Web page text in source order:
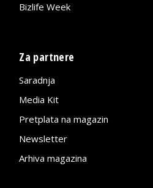
Bizlife Week
Za partnere
Saradnja
Media Kit
Pretplata na magazin
Newsletter
Arhiva magazina